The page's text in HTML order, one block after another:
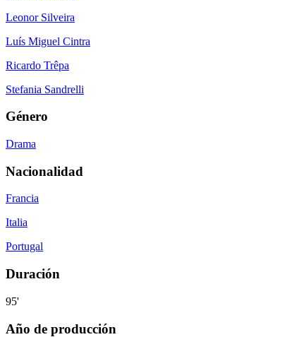
Leonor Silveira
Luís Miguel Cintra
Ricardo Trêpa
Stefania Sandrelli
Género
Drama
Nacionalidad
Francia
Italia
Portugal
Duración
95'
Año de producción